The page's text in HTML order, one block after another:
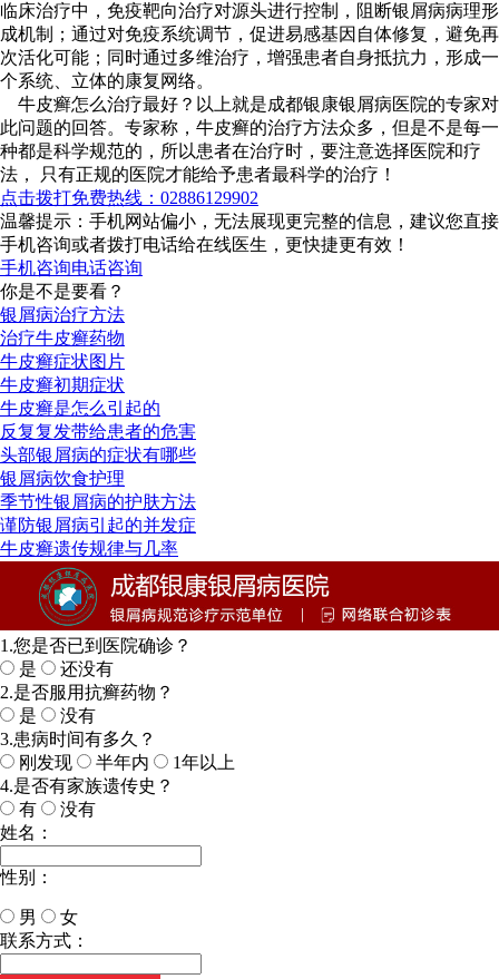
临床治疗中，免疫靶向治疗对源头进行控制，阻断银屑病病理形
成机制；通过对免疫系统调节，促进易感基因自体修复，避免再
次活化可能；同时通过多维治疗，增强患者自身抵抗力，形成一
个系统、立体的康复网络。
牛皮癣怎么治疗最好？以上就是成都银康银屑病医院的专家对
此问题的回答。专家称，牛皮癣的治疗方法众多，但是不是每一
种都是科学规范的，所以患者在治疗时，要注意选择医院和疗
法， 只有正规的医院才能给予患者最科学的治疗！
点击拨打免费热线：02886129902
温馨提示：手机网站偏小，无法展现更完整的信息，建议您直接
手机咨询或者拨打电话给在线医生，更快捷更有效！
手机咨询电话咨询
你是不是要看？
银屑病治疗方法
治疗牛皮癣药物
牛皮癣症状图片
牛皮癣初期症状
牛皮癣是怎么引起的
反复复发带给患者的危害
头部银屑病的症状有哪些
银屑病饮食护理
季节性银屑病的护肤方法
谨防银屑病引起的并发症
牛皮癣遗传规律与几率
1.您是否已到医院确诊？
是
还没有
2.是否服用抗癣药物？
是
没有
3.患病时间有多久？
刚发现
半年内
1年以上
4.是否有家族遗传史？
有
没有
姓名：
性别：
男
女
今天日期：
联系方式：